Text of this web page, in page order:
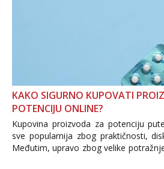
KAKO SIGURNO KUPOVATI
POTENCIJU ONLINE?
Kupovina proizvoda za potenciju
sve popularnija zbog praktičnosti,
Međutim, upravo zbog velike
i brojni krivotvoreni proizvodi,